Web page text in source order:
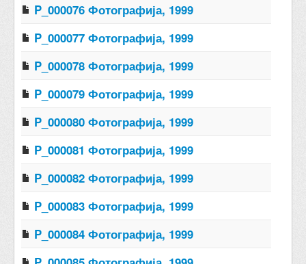
P_000076 Фотографија, 1999
P_000077 Фотографија, 1999
P_000078 Фотографија, 1999
P_000079 Фотографија, 1999
P_000080 Фотографија, 1999
P_000081 Фотографија, 1999
P_000082 Фотографија, 1999
P_000083 Фотографија, 1999
P_000084 Фотографија, 1999